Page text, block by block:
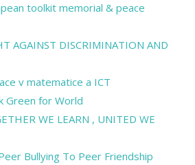
toolkit memorial & peace
AGAINST DISCRIMINATION AND
v matematice a ICT
Green for World
WE LEARN , UNITED WE
Bullying To Peer Friendship